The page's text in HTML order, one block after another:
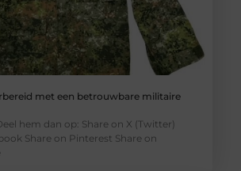
met een betrouwbare militaire
hem dan op: Share on X (Twitter)
Share on Pinterest Share on